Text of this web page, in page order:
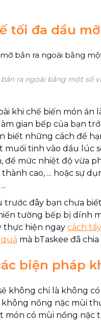
tối đa dầu
ra ngoài bằng một số
khi chế biến món ăn
gian bếp của bạn trở
biết những cách để
muối tinh vào dầu lúc
để mức nhiệt độ vừa
cao, ... hoặc sự
trước đây bạn chưa
tường bếp bị dính
thực hiện ngay cách
mà bTaskee đã chia
biện pháp
không chỉ là không
nồng nặc mùi
món có mùi nồng nặc